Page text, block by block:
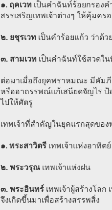
๑. ฤคเวท เป็นคำฉันท์ร้อยกรองค
สรรเสริญเทพเจ้าต่างๆ ให้คุ้มคร
๒. ยชุรเวท เป็นคำร้อยแก้ว ว่าด้ว
๓. สามเวท เป็นคำฉันท์ใช้สวดใ
ต่อมาเมื่อถึงยุคพราหมณะ มีคัมภี
หรืออาถรรพณ์แก้เสนียดจัญไร ป้
ไปให้ศัตรู
เทพเจ้าที่สำคัญในยุคแรกสุดขอ
๑. พระสาวิตรี เทพเจ้าแห่งอาทิต
๒. พระวรุณ เทพเจ้าแห่งฝน
๓. พระอินทร์ เทพเจ้าผู้สร้างโล
จึงเกิดขึ้นมาเพื่อสร้างสรรพสิ่ง